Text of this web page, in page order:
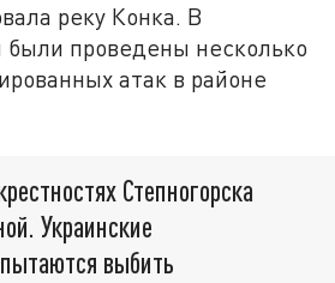
реку Конка. В
проведены несколько
атак в районе
Степногорска
Украинские
выбить